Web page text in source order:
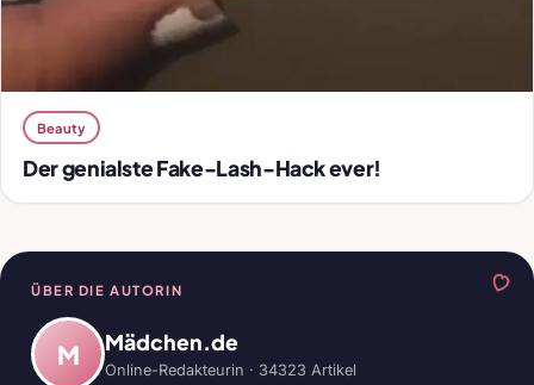
Beauty
Der genialste Fake-Lash-Hack ever!
ÜBER DIE AUTORIN
M Mädchen.de
Online-Redakteurin · 34323 Artikel